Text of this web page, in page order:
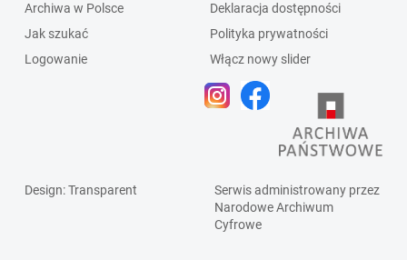
Archiwa w Polsce
Jak szukać
Logowanie
Deklaracja dostępności
Polityka prywatności
Włącz nowy slider
Design: Transparent
Serwis administrowany przez
Narodowe Archiwum
Cyfrowe